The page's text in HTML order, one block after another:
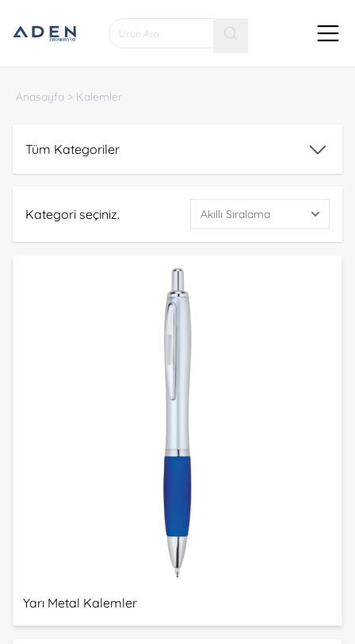
Anasayfa > Kalemler
Tüm Kategoriler
Kategori seçiniz.
Yarı Metal Kalemler